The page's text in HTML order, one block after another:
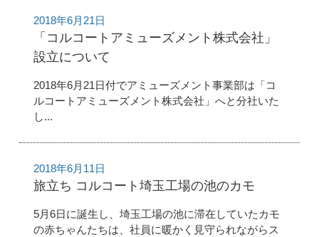
2018年6月21日
「コルコートアミューズメント株式会社」
設立について
2018年6月21日付でアミューズメント事業部は「コ
ルコートアミューズメント株式会社」へと分社いた
し...
2018年6月11日
旅立ち コルコート埼玉工場の池のカモ
5月6日に誕生し、埼玉工場の池に滞在していたカモ
の赤ちゃんたちは、社員に暖かく見守られながらス